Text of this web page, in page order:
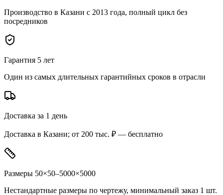
Производство в Казани с 2013 года, полный цикл без
посредников
Гарантия 5 лет
Один из самых длительных гарантийных сроков в отрасли
Доставка за 1 день
Доставка в Казани; от 200 тыс. ₽ — бесплатно
Размеры 50×50–5000×5000
Нестандартные размеры по чертежу, минимальный заказ 1 шт.